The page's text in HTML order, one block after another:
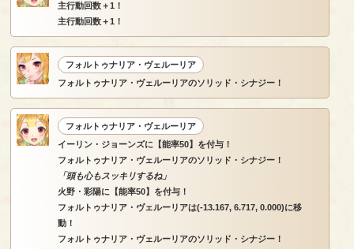
主行動回数＋1！
主行動回数＋1！
フォルトゥナリア・ヴェルーリア
フォルトゥナリア・ヴェルーリアのソリッド・シナジー！
フォルトゥナリア・ヴェルーリア
イーリン・ジョーンズに【能率50】を付与！
フォルトゥナリア・ヴェルーリアのソリッド・シナジー！
「頭も心もスッキリするね」
火野・彩陽に【能率50】を付与！
フォルトゥナリア・ヴェルーリアは(-13.167, 6.717, 0.000)に移
動！
フォルトゥナリア・ヴェルーリアのソリッド・シナジー！